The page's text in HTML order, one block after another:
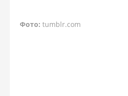
Фото:tumblr.com